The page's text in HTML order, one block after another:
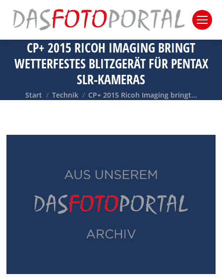
CP+ 2015 RICOH IMAGING BRINGT
WETTERFESTES BLITZGERÄT FÜR PENTAX
SLR-KAMERAS
Sie befinden sich hier:
Start Technik CP+ 2015 Ricoh Imaging bringt…